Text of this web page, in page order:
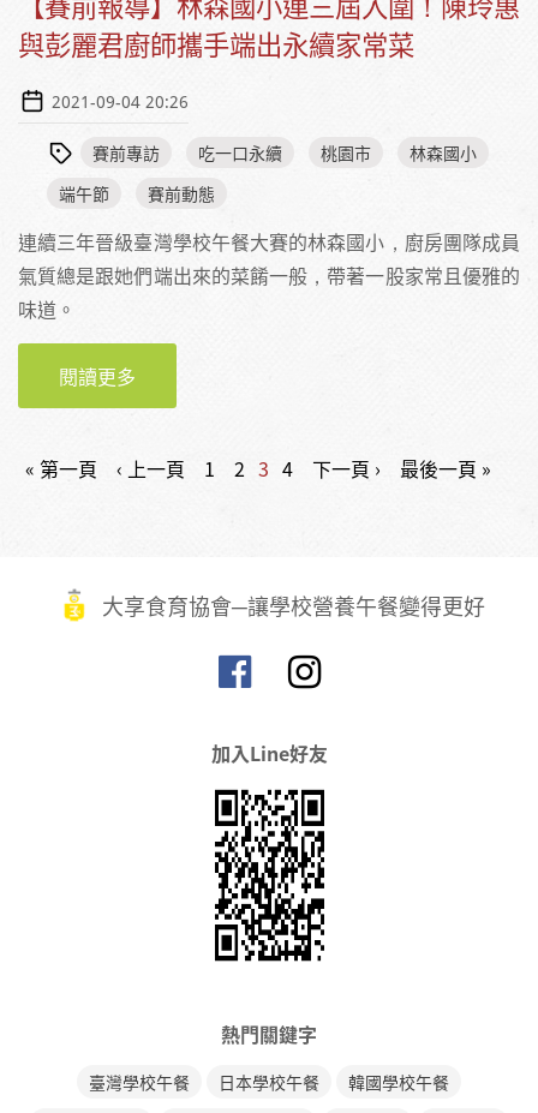
與彭麗君廚師攜手端出永續家常菜
2021-09-04 20:26
賽前專訪 吃一口永續 桃園市
林森國小
端午節
賽前動態
連續三年晉級臺灣學校午餐大賽的林森國小，廚房團隊成員
氣質總是跟她們端出來的菜餚一般，帶著一股家常且優雅的
味道。
閱讀更多
惠與彭麗君廚師攜手端出永續家常菜
頁面
« 第一頁 ‹ 上一頁 1 2 3 4 下一頁 › 最後一頁 »
大享食育協會─讓學校營養午餐變得更好
加入Line好友
熱門關鍵字
臺灣學校午餐 日本學校午餐
韓國學校午餐